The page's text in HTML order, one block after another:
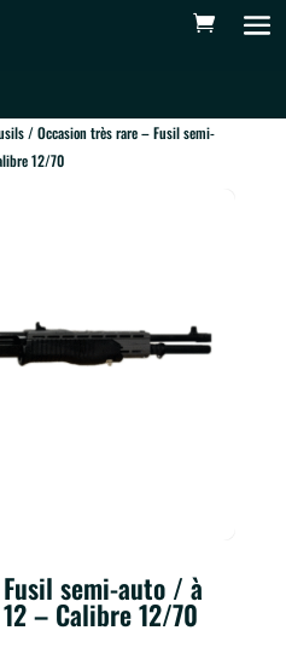
/ Occasion très rare – Fusil semi-
12/70
semi-auto / à
– Calibre 12/70